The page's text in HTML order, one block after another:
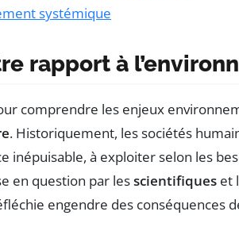
systémique
rapport à
comprendre les enjeux
. Historiquement, les sociétés
inépuisable, à exploiter selon les
en question par lesscientifiques et
engendre des conséquences